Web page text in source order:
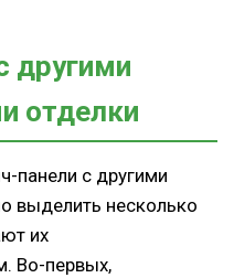
другими
отделки
панели с другими
выделить несколько
их
Во-первых,